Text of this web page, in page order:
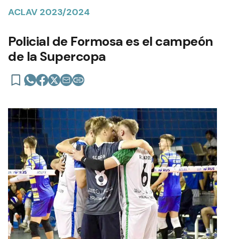
ACLAV 2023/2024
Policial de Formosa es el campeón
de la Supercopa